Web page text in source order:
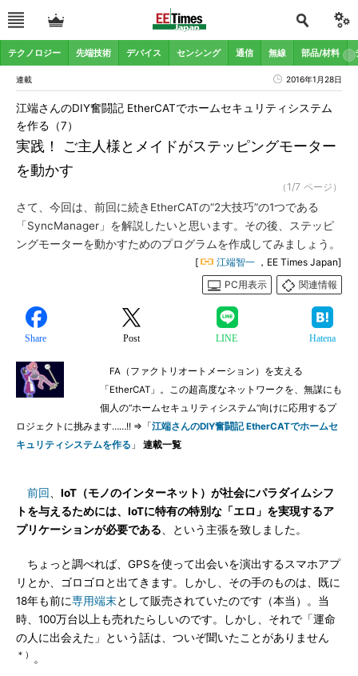
テクノロジー 先端技術 デバイス センシング 通信 無線 部品/材料
連載 2016年1月28日
実践！ ご主人様とメイドがステッピングモーター
を動かす
江端さんのDIY奮闘記 EtherCATでホームセキュリティシステム
を作る（7）
（1/7 ページ）
さて、今回は、前回に続きEtherCATの“2大技巧”の1つである
「SyncManager」を解説したいと思います。その後、ステッピ
ングモーターを動かすためのプログラムを作成してみましょう。
[ 江端智一 ，EE Times Japan]
PC用表示
関連情報
Share Post LINE Hatena
FA（ファクトリオートメーション）を支える
「EtherCAT」。この超高度なネットワークを、無謀にも
個人の“ホームセキュリティシステム”向けに応用するプ
ロジェクトに挑みます……!! ⇒「 江端さんのDIY奮闘記 EtherCATでホームセ
キュリティシステムを作る 」 連載一覧
前回
IoT（モノのインターネット）が社会にパラダイムシフ
トを与えるためには、IoTに特有の特別な「エロ」を実現するア
プリケーションが必要である 、という主張を致しました。
ちょっと調べれば、GPSを使って出会いを演出するスマホアプ
リとか、ゴロゴロと出てきます。しかし、その手のものは、既に
18年も前に専用端末として販売されていたのです（本当）。当
時、100万台以上も売れたらしいのです。しかし、それで「運命
の人に出会えた」という話は、ついぞ聞いたことがありません
＊） 。